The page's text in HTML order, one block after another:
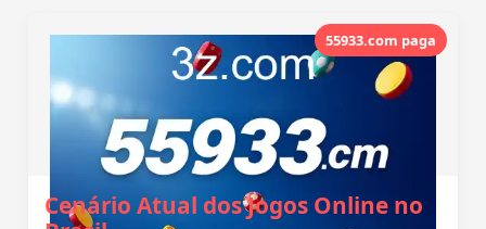
55933.com paga
Cenário Atual dos Jogos Online no